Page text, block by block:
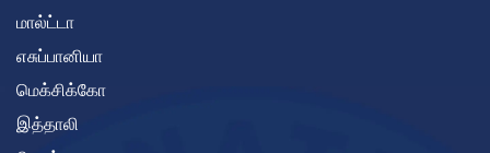
மால்ட்டா
எசுப்பானியா
மெக்சிக்கோ
இத்தாலி